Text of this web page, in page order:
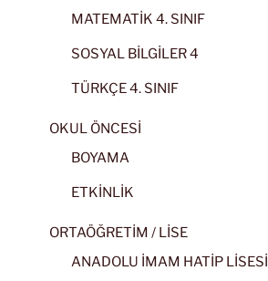
MATEMATİK 4. SINIF
SOSYAL BİLGİLER 4
TÜRKÇE 4. SINIF
OKUL ÖNCESİ
BOYAMA
ETKİNLİK
ORTAÖĞRETİM / LİSE
ANADOLU İMAM HATİP LİSESİ